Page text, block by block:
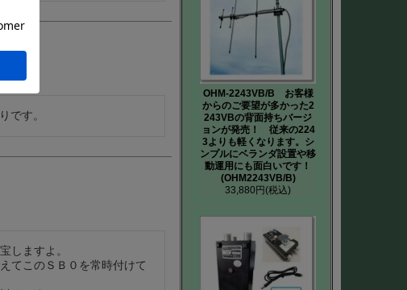
です。
しますよ。
てこのＳＢ０を常時付けて
OHM-2243VB/B お客様
からのご要望が多かった2
243VBの背面持ちバージ
ョンが発売！ 従来の224
3よりも軽くなります。シ
ンプルにベランダ設置や移
動運用にも面白いです！
(OHM2243VB/B)
33,880円(税込)